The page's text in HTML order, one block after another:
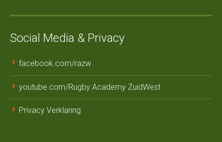
Social Media & Privacy
facebook.com/razw
youtube.com/Rugby Academy ZuidWest
Privacy Verklaring